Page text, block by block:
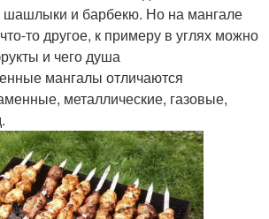
и барбекю. Но на мангале
то другое, к примеру в углях можно
и чего душа
мангалы отличаются
металлические, газовые,